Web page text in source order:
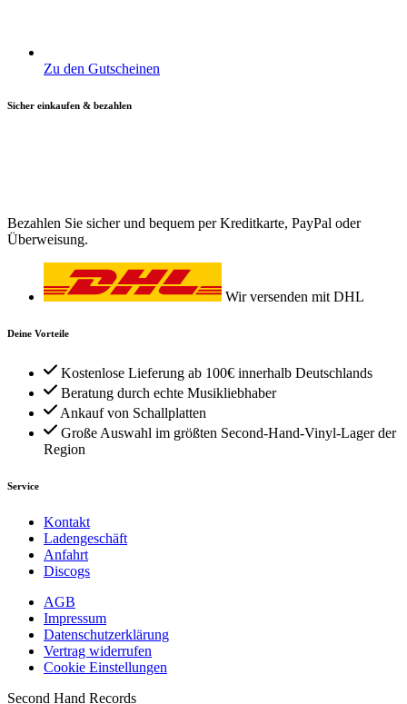
Zu den Gutscheinen
Sicher einkaufen & bezahlen
Bezahlen Sie sicher und bequem per Kreditkarte, PayPal oder
Überweisung.
Wir versenden mit DHL
Deine Vorteile
Kostenlose Lieferung ab 100€ innerhalb Deutschlands
Beratung durch echte Musikliebhaber
Ankauf von Schallplatten
Große Auswahl im größten Second-Hand-Vinyl-Lager der
Region
Service
Kontakt
Ladengeschäft
Anfahrt
Discogs
AGB
Impressum
Datenschutzerklärung
Vertrag widerrufen
Cookie Einstellungen
Second Hand Records